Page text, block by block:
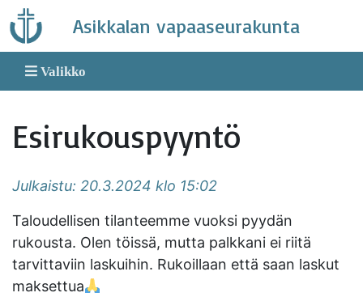
Skip
to
content
Asikkalan vapaaseurakunta
Valikko
Esirukouspyyntö
Julkaistu: 20.3.2024 klo 15:02
Taloudellisen tilanteemme vuoksi pyydän
rukousta. Olen töissä, mutta palkkani ei riitä
tarvittaviin laskuihin. Rukoillaan että saan laskut
maksettua